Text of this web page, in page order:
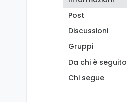
Post
Discussioni
Gruppi
Da chi è seguito
Chi segue